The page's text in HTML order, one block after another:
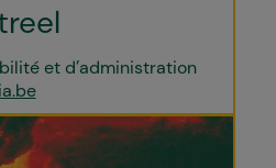
et d’administration